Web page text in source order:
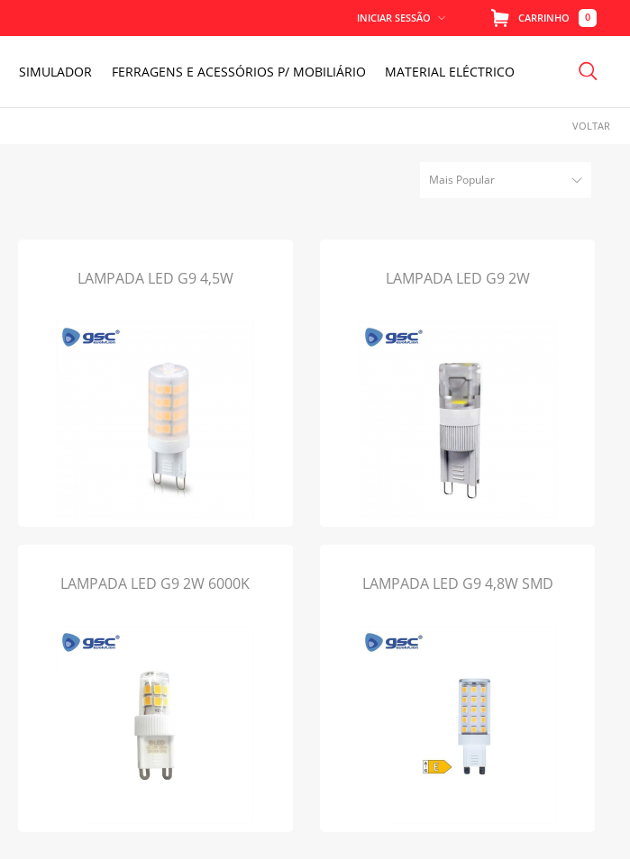
0
CARRINHO
INICIAR SESSÃO
MEMORIZAR
FERRAGENS E ACESSÓRIOS P/ MOBILIÁRIO MATERIAL ELÉCTRICO
SIMULADOR
VOLTAR
Mais Popular
LAMPADA LED G9 4,5W LAMPADA LED G9 2W
LAMPADA LED G9 2W 6000K LAMPADA LED G9 4,8W SMD